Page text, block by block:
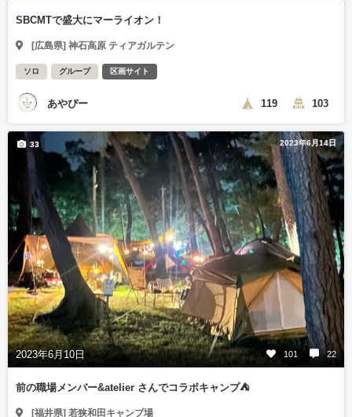
SBCMTで盛大にマーライオン！
[広島県] 神石高原 ティアガルテン
ソロ グループ 区画サイト
あやぴー 119 103
2023年6月14日
2023年6月10日 101 22
33
前の職場メンバー&atelier さんでコラボキャンプ⛺️
[福井県] 若狭和田キャンプ場